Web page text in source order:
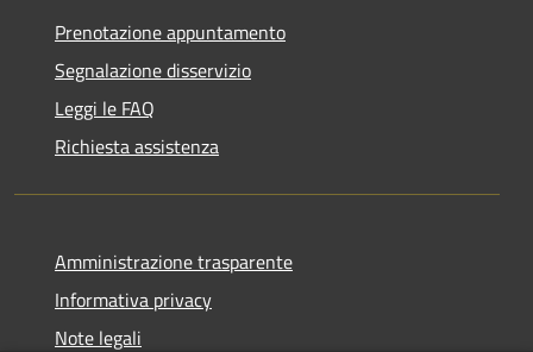
Prenotazione appuntamento
Segnalazione disservizio
Leggi le FAQ
Richiesta assistenza
Amministrazione trasparente
Informativa privacy
Note legali